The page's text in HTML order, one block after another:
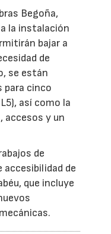
Begoña,
la instalación
bajar a
de
se están
para cinco
así como la
accesos y un
de
de
que incluye